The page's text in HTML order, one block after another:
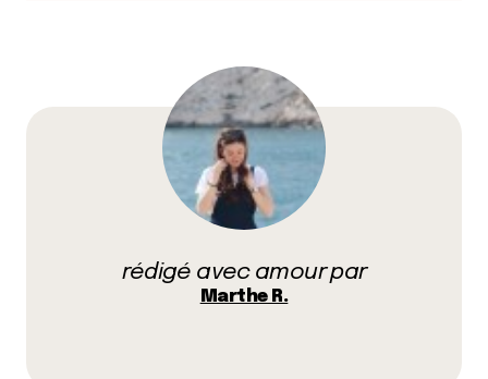
Votre adresse e-mail ne sera pas publiée.
champs obligatoires sont indiqués avec
Prévenez-moi de tous les nouveaux commentaires
rédigé avec amour par
Marthe R.